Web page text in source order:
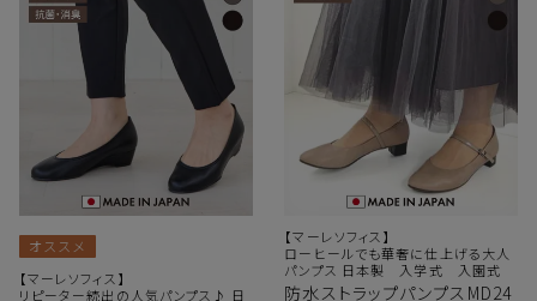
オススメ
【マーレソフィス】
リピーター続出の人気パンプス♪ 日
【マーレソフィス】
ローヒールでも華奢に仕上げる大人
パンプス 日本製 入学式 入園式
防水ストラップパンプスMD24